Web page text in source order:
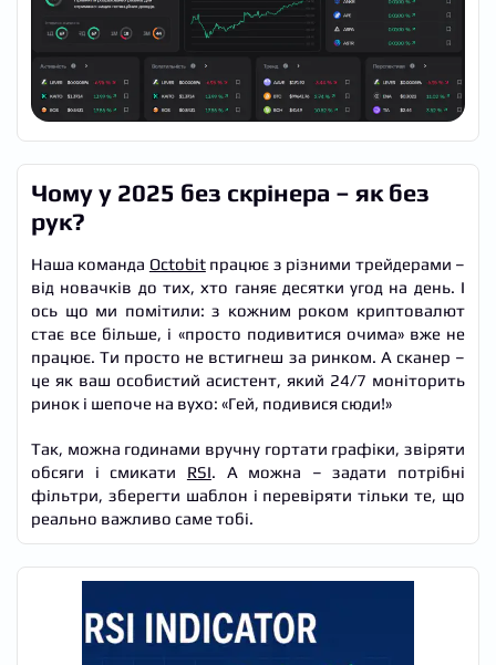
Чому у 2025 без скрінера – як без
рук?
Наша команда Octobitпрацює з різними трейдерами –
від новачків до тих, хто ганяє десятки угод на день. І
ось що ми помітили: з кожним роком криптовалют
стає все більше, і «просто подивитися очима» вже не
працює. Ти просто не встигнеш за ринком. А сканер –
це як ваш особистий асистент, який 24/7 моніторить
ринок і шепоче на вухо: «Гей, подивися сюди!»
Так, можна годинами вручну гортати графіки, звіряти
обсяги і смикати RSI. А можна – задати потрібні
фільтри, зберегти шаблон і перевіряти тільки те, що
реально важливо саме тобі.